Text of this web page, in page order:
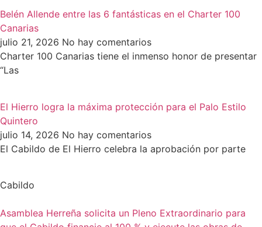
Belén Allende entre las 6 fantásticas en el Charter 100
Canarias
julio 21, 2026 No hay comentarios
Charter 100 Canarias tiene el inmenso honor de presentar
“Las
El Hierro logra la máxima protección para el Palo Estilo
Quintero
julio 14, 2026 No hay comentarios
El Cabildo de El Hierro celebra la aprobación por parte
Cabildo
Asamblea Herreña solicita un Pleno Extraordinario para